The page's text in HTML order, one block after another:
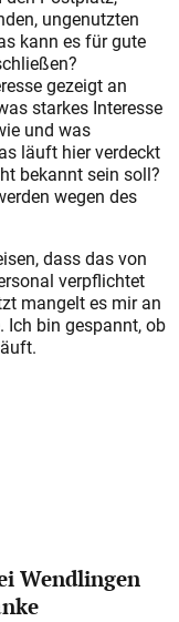
ungenutzten
kann es für gute
gezeigt an
starkes Interesse
und was
läuft hier verdeckt
bekannt sein soll?
wegen des
dass das von
verpflichtet
mangelt es mir an
Ich bin gespannt, ob
Wendlingen